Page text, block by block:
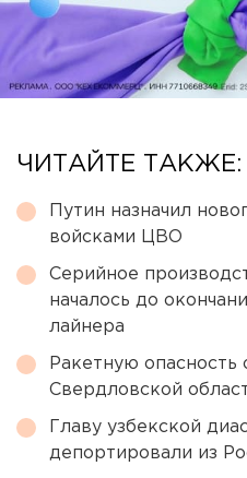
ЧИТАЙТЕ ТАКЖЕ:
Путин назначил
войсками ЦВО
Серийное
началось до
лайнера
Ракетную опасность
Свердловской
Главу узбекской
депортировали из